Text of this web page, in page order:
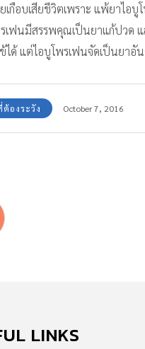
กือบเสียชีวิตเพราะ แพ้ยาไอบู
เฟนมีสรรพคุณเป็นยาแก้ปวด แ
ได้ แต่ไอบูโพรเฟนจัดเป็นยาอั
นการใช้ยาจากแพทย์และเภสัชก
ต้องระวัง October 7, 2016
LINKS